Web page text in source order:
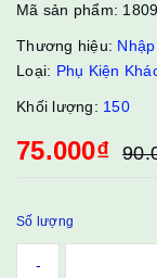
Mã sản phẩm:
Thương hiệu:
Loại: Phụ Kiện
Khối lượng: 150
75.000₫
Số lượng
-